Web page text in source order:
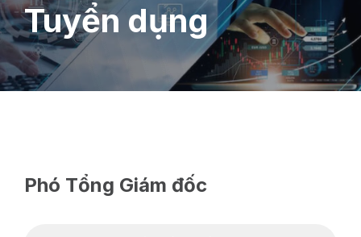
Tuyển dụng
Phó Tổng Giám đốc